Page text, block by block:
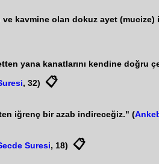
kavmine olan dokuz ayet
yana kanatlarını kendine doğru
, 32) 📋
iğrenç bir azab indireceğiz." (
Suresi, 18) 📋